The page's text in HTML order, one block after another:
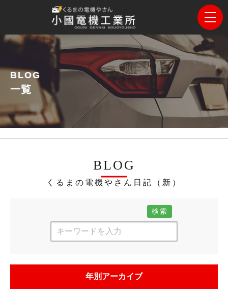
BLOG
一覧
BLOG
くるまの電機やさん日記（新）
検索
年別アーカイブ